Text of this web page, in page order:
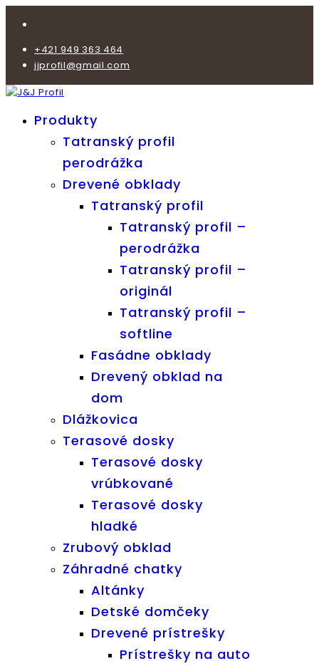
+421 949 363 464
jjprofil@gmail.com
Produkty
Tatranský profil
perodrážka
Drevené obklady
Tatranský profil
Tatranský profil –
perodrážka
Tatranský profil –
originál
Tatranský profil –
softline
Fasádne obklady
Drevený obklad na
dom
Dlážkovica
Terasové dosky
Terasové dosky
vrúbkované
Terasové dosky
hladké
Zrubový obklad
Záhradné chatky
Altánky
Detské domčeky
Drevené prístrešky
Prístrešky na auto